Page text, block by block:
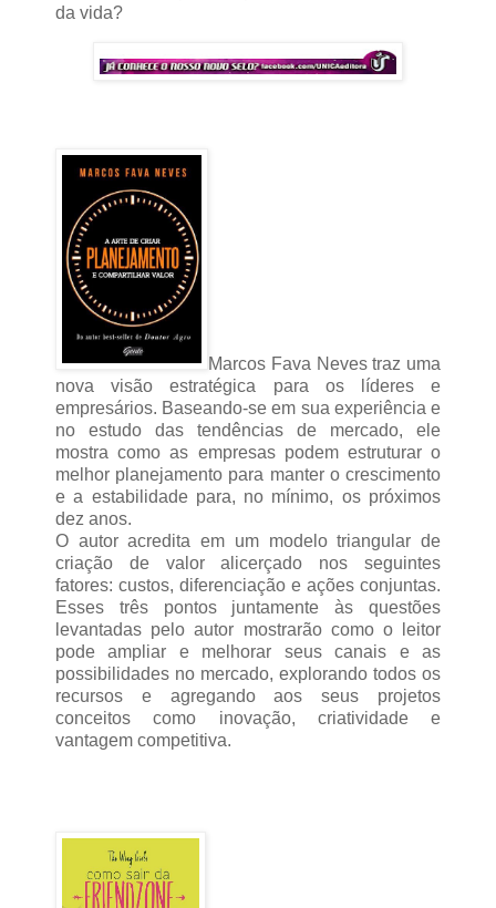
da vida?
Marcos Fava Neves traz uma
nova visão estratégica para os líderes e
empresários. Baseando-se em sua experiência e
no estudo das tendências de mercado, ele
mostra como as empresas podem estruturar o
melhor planejamento para manter o crescimento
e a estabilidade para, no mínimo, os próximos
dez anos.
O autor acredita em um modelo triangular de
criação de valor alicerçado nos seguintes
fatores: custos, diferenciação e ações conjuntas.
Esses três pontos juntamente às questões
levantadas pelo autor mostrarão como o leitor
pode ampliar e melhorar seus canais e as
possibilidades no mercado, explorando todos os
recursos e agregando aos seus projetos
conceitos como inovação, criatividade e
vantagem competitiva.